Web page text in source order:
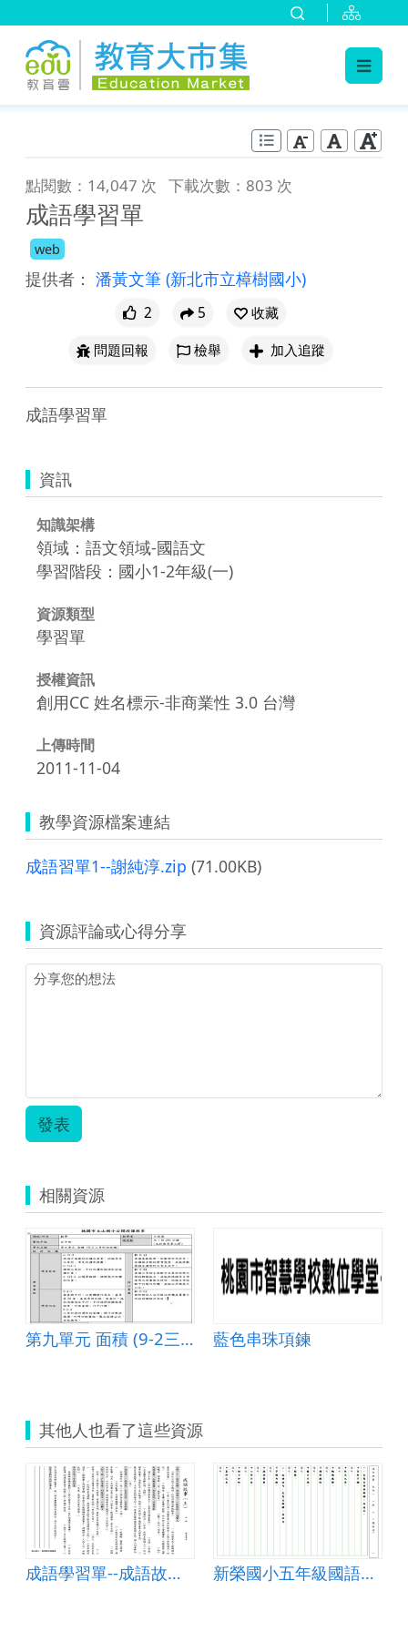
點閱數：14,047 次 下載次數：803 次
成語學習單
web
提供者： 潘黃文筆 (新北市立樟樹國小)
2 5
收藏
問題回報
檢舉 加入追蹤
成語學習單
資訊
知識架構
領域：語文領域-國語文
學習階段：國小1-2年級(一)
資源類型
學習單
授權資訊
創用CC 姓名標示-非商業性 3.0 台灣
上傳時間
2011-11-04
教學資源檔案連結
成語習單1--謝純淳.zip (71.00KB)
資源評論或心得分享
發表
相關資源
第九單元 面積 (9-2三角形的面積) 藍色串珠項鍊
其他人也看了這些資源
成語學習單--成語故事(上) 新榮國小五年級國語領域成語學習單